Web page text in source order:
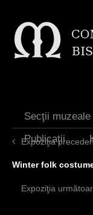
Secţii muzeale
Publicaţii
Expoziţia
Winter folk
Expoziţia